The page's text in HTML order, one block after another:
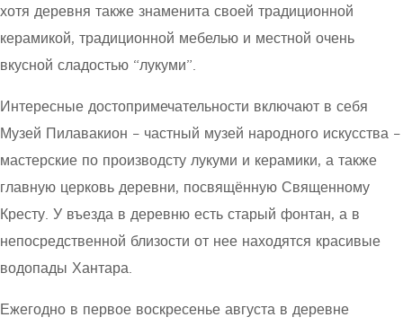
хотя деревня также знаменита своей традиционной
керамикой, традиционной мебелью и местной очень
вкусной сладостью “лукуми”.
Интересные достопримечательности включают в себя
Музей Пилавакион – частный музей народного искусства –
мастерские по производсту лукуми и керамики, а также
главную церковь деревни, посвящённую Священному
Кресту. У въезда в деревню есть старый фонтан, а в
непосредственной близости от нее находятся красивые
водопады Хантара.
Ежегодно в первое воскресенье августа в деревне